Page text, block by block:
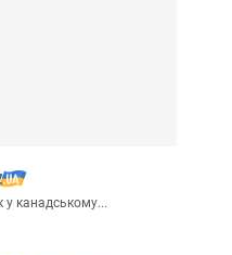
у канадському...